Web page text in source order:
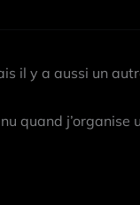
il y a aussi un
quand